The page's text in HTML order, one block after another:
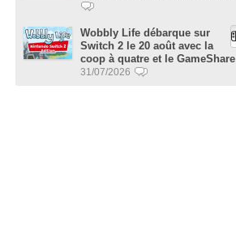
Wobbly Life débarque sur
Switch 2 le 20 août avec la
coop à quatre et le GameShare
31/07/2026